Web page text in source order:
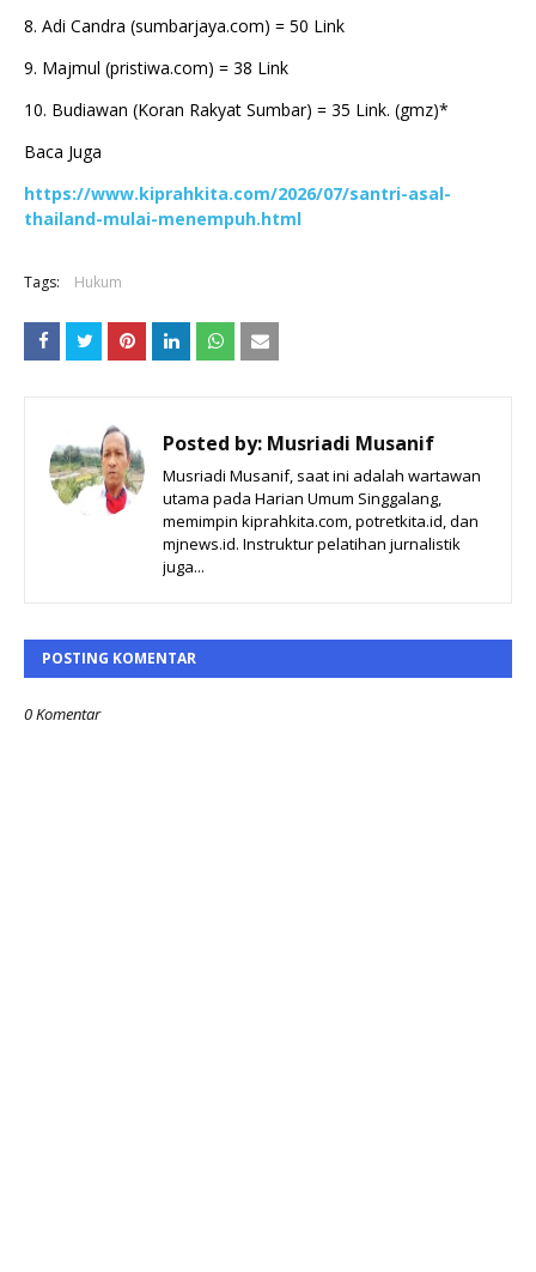
8. Adi Candra (sumbarjaya.com) = 50 Link
9. Majmul (pristiwa.com) = 38 Link
10. Budiawan (Koran Rakyat Sumbar) = 35 Link. (gmz)*
Baca Juga
https://www.kiprahkita.com/2026/07/santri-asal-
thailand-mulai-menempuh.html
Tags: Hukum
Posted by: Musriadi Musanif
Musriadi Musanif, saat ini adalah wartawan
utama pada Harian Umum Singgalang,
memimpin kiprahkita.com, potretkita.id, dan
mjnews.id. Instruktur pelatihan jurnalistik
juga...
POSTING KOMENTAR
0 Komentar